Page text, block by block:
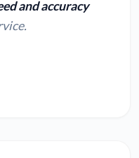
and accuracy